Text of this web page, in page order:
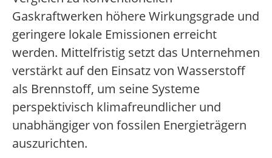
Gaskraftwerken höhere Wirkungsgrade und
geringere lokale Emissionen erreicht
werden. Mittelfristig setzt das Unternehmen
verstärkt auf den Einsatz von Wasserstoff
als Brennstoff, um seine Systeme
perspektivisch klimafreundlicher und
unabhängiger von fossilen Energieträgern
auszurichten.